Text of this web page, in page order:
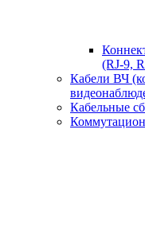
(RJ-9,
Кабели ВЧ
Кабельные